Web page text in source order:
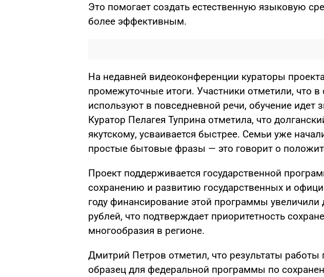
Это помогает создать естественную языковую
более эффективным.
На недавней видеоконференции кураторы
промежуточные итоги. Участники отметили, что в
используют в повседневной речи, обучение идет
Куратор Пелагея Туприна отметила, что
якутскому, усваивается быстрее. Семьи уже
простые бытовые фразы — это говорит о
Проект поддерживается государственной
сохранению и развитию государственных и
году финансирование этой программы
рублей, что подтверждает приоритетность
многообразия в регионе.
Дмитрий Петров отметил, что результаты работы
образец для федеральной программы по